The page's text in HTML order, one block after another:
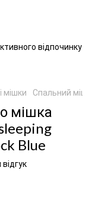
відпочинку
мішки Спальний
мішка
Blue